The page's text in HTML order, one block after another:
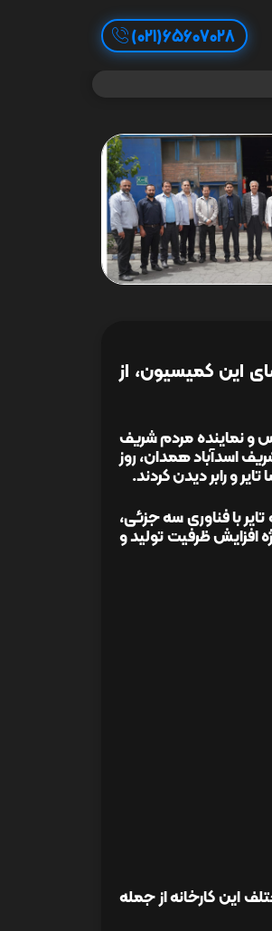
65607028(021)
این کمیسیون، از
و نماینده مردم شریف
اسدآباد همدان، روز
تایر با فناوری سه جزئی،
برق و پروژه افزایش ظرفیت تولید و
کارخانه از جمله